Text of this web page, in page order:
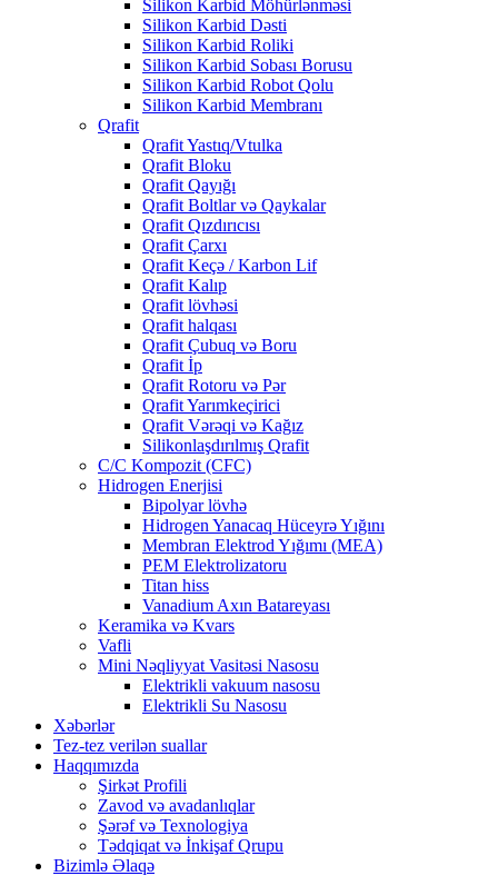
Silikon Karbid Möhürlənməsi
Silikon Karbid Dəsti
Silikon Karbid Roliki
Silikon Karbid Sobası Borusu
Silikon Karbid Robot Qolu
Silikon Karbid Membranı
Qrafit
Qrafit Yastıq/Vtulka
Qrafit Bloku
Qrafit Qayığı
Qrafit Boltlar və Qaykalar
Qrafit Qızdırıcısı
Qrafit Çarxı
Qrafit Keçə / Karbon Lif
Qrafit Kalıp
Qrafit lövhəsi
Qrafit halqası
Qrafit Çubuq və Boru
Qrafit İp
Qrafit Rotoru və Pər
Qrafit Yarımkeçirici
Qrafit Vərəqi və Kağız
Silikonlaşdırılmış Qrafit
C/C Kompozit (CFC)
Hidrogen Enerjisi
Bipolyar lövhə
Hidrogen Yanacaq Hüceyrə Yığını
Membran Elektrod Yığımı (MEA)
PEM Elektrolizatoru
Titan hiss
Vanadium Axın Batareyası
Keramika və Kvars
Vafli
Mini Nəqliyyat Vasitəsi Nasosu
Elektrikli vakuum nasosu
Elektrikli Su Nasosu
Xəbərlər
Tez-tez verilən suallar
Haqqımızda
Şirkət Profili
Zavod və avadanlıqlar
Şərəf və Texnologiya
Tədqiqat və İnkişaf Qrupu
Bizimlə Əlaqə